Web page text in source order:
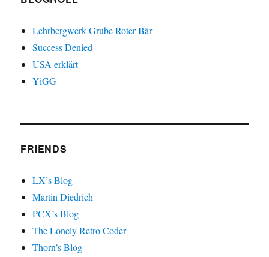
Lehrbergwerk Grube Roter Bär
Success Denied
USA erklärt
YiGG
FRIENDS
LX’s Blog
Martin Diedrich
PCX’s Blog
The Lonely Retro Coder
Thorn’s Blog